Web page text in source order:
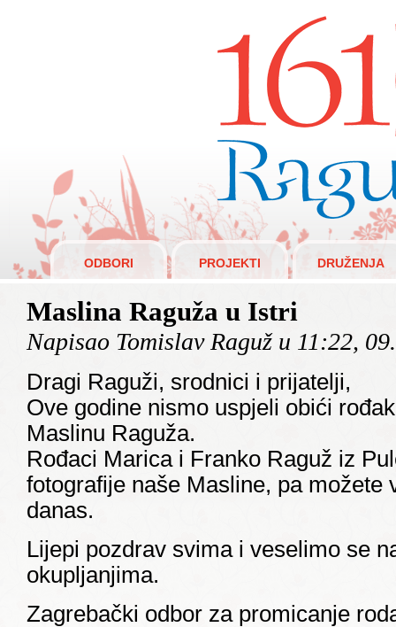
Raguži 1610.
ODBORI PROJEKTI DRUŽENJA
Maslina Raguža u Istri
Napisao Tomislav Raguž u 11:22,
Dragi Raguži, srodnici i prijatelji,
Ove godine nismo uspjeli obići
Maslinu Raguža.
Rođaci Marica i Franko Raguž iz
fotografije naše Masline, pa možete
danas.
Lijepi pozdrav svima i veselimo se
okupljanjima.
Zagrebački odbor za promicanje